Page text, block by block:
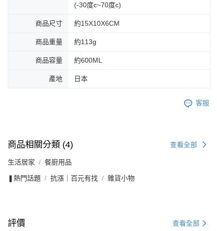
(-30度c~70度c)
商品尺寸 約15X10X6CM
商品重量 約113g
商品容量 約600ML
產地 日本
客服
商品相關分類 (4) 查看全部
生活居家 餐廚用品
❚熱門話題 抗漲｜百元有找 雜貨小物
評價 查看全部